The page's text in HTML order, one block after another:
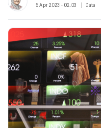
6 Apr 2023 - 02.03 Data